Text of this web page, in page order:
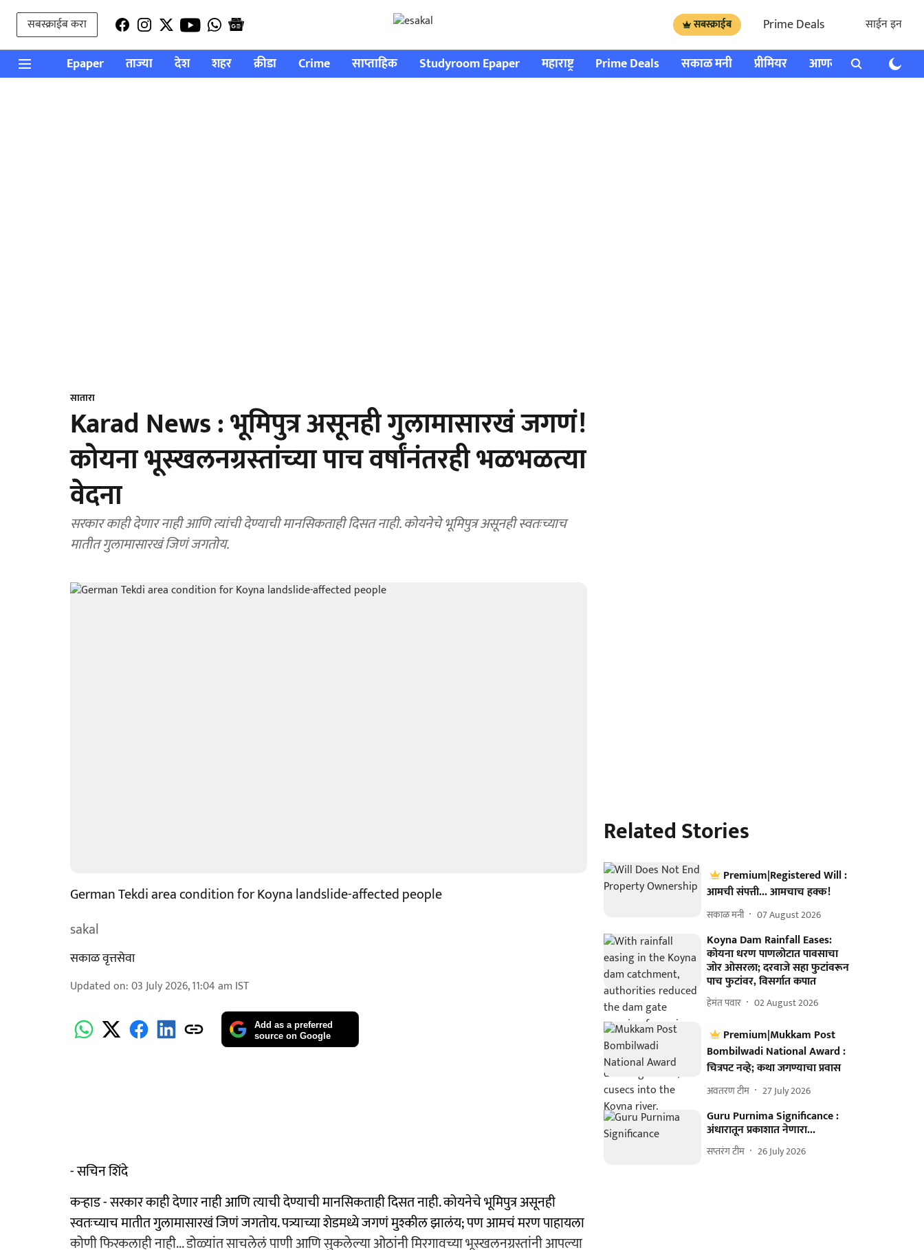
सबस्क्राईब करा सबस्क्राईब Prime Deals साईन इन
Epaper ताज्या देश शहर क्रीडा Crime साप्ताहिक Studyroom Epaper महाराष्ट्र Prime Deals सकाळ मनी प्रीमियर आणखी राशी भविष्य
सातारा
Karad News : भूमिपुत्र असूनही गुलामासारखं जगणं!
कोयना भूस्‍खलनग्रस्‍तांच्‍या पाच वर्षांनंतरही भळभळत्‍या
वेदना
सरकार काही देणार नाही आणि त्यांची देण्याची मानसिकताही दिसत नाही. कोयनेचे भूमिपुत्र असूनही स्वतःच्याच
मातीत गुलामासारखं जिणं जगतोय.
German Tekdi area condition for Koyna landslide-affected people
sakal
सकाळ वृत्तसेवा
Updated on:03 July 2026, 11:04 am IST
Add as a preferred
source on Google
- सचिन शिंदे
कऱ्हाड - सरकार काही देणार नाही आणि त्याची देण्याची मानसिकताही दिसत नाही. कोयनेचे भूमिपुत्र असूनही
स्वतःच्याच मातीत गुलामासारखं जिणं जगतोय. पत्र्याच्या शेडमध्ये जगणं मुश्कील झालंय; पण आमचं मरण पाहायला
कोणी फिरकलाही नाही... डोळ्यांत साचलेलं पाणी आणि सुकलेल्या ओठांनी मिरगावच्‍या भूस्खलनग्रस्तांनी आपल्‍या
Related Stories
Premium|Registered Will :
आमची संपत्ती... आमचाच हक्क!
सकाळ मनी 07 August 2026
Koyna Dam Rainfall Eases:
कोयना धरण पाणलोटात पावसाचा
जोर ओसरला; दरवाजे सहा फुटांवरून
पाच फुटांवर, विसर्गात कपात
हेमंत पवार 02 August 2026
Premium|Mukkam Post
Bombilwadi National Award :
चित्रपट नव्हे; कथा जगण्याचा प्रवास
अवतरण टीम 27 July 2026
Guru Purnima Significance :
अंधारातून प्रकाशात नेणारा...
सप्तरंग टीम 26 July 2026